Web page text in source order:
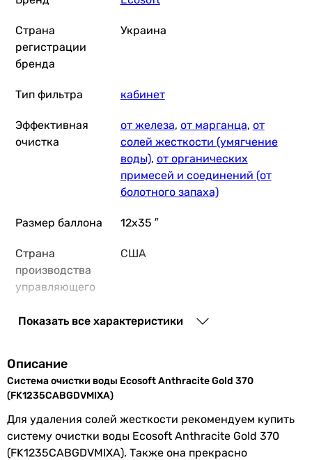
Страна
регистрации
бренда
Украина
Тип фильтра кабинет
Эффективная
очистка
от железа, от марганца, от
солей жесткости (умягчение
воды), от органических
примесей и соединений (от
болотного запаха)
Размер баллона 12x35 ″
Страна
производства
управляющего
США
Ресурс до
регенерации
4.5 м³
Длительность
регенерации
80 мин., 110 мин.
Показать все характеристики
Описание
Система очистки воды Ecosoft Anthracite Gold 370
(FK1235CABGDVMIXA)
Для удаления солей жесткости рекомендуем купить
систему очистки воды Ecosoft Anthracite Gold 370
(FK1235CABGDVMIXA). Также она прекрасно